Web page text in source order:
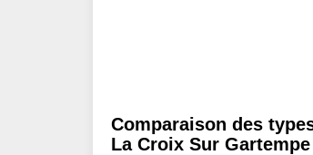
Comparaison des
La Croix Sur Gartempe